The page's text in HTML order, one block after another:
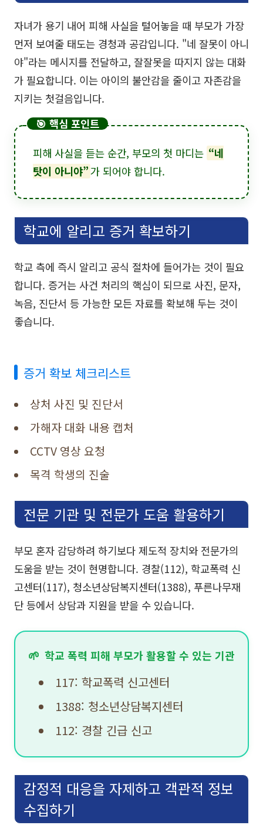
자녀가 용기 내어 피해 사실을 털어놓을 때 부모가 가장
먼저 보여줄 태도는 경청과 공감입니다. "네 잘못이 아니
야"라는 메시지를 전달하고, 잘잘못을 따지지 않는 대화
가 필요합니다. 이는 아이의 불안감을 줄이고 자존감을
지키는 첫걸음입니다.
🎯 핵심 포인트
피해 사실을 듣는 순간, 부모의 첫 마디는 “네
탓이 아니야”가 되어야 합니다.
학교에 알리고 증거 확보하기
학교 측에 즉시 알리고 공식 절차에 들어가는 것이 필요
합니다. 증거는 사건 처리의 핵심이 되므로 사진, 문자,
녹음, 진단서 등 가능한 모든 자료를 확보해 두는 것이
좋습니다.
증거 확보 체크리스트
상처 사진 및 진단서
가해자 대화 내용 캡처
CCTV 영상 요청
목격 학생의 진술
전문 기관 및 전문가 도움 활용하기
부모 혼자 감당하려 하기보다 제도적 장치와 전문가의
도움을 받는 것이 현명합니다. 경찰(112), 학교폭력 신
고센터(117), 청소년상담복지센터(1388), 푸른나무재
단 등에서 상담과 지원을 받을 수 있습니다.
🌱 학교 폭력 피해 부모가 활용할 수 있는 기관
117: 학교폭력 신고센터
1388: 청소년상담복지센터
112: 경찰 긴급 신고
감정적 대응을 자제하고 객관적 정보
수집하기